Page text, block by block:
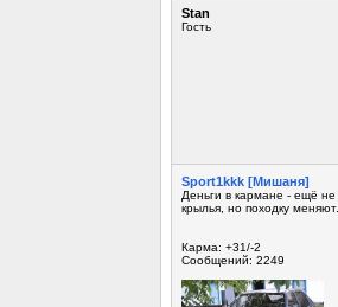
Stan
Гость
Sport1kkk [Мишаня]
Деньги в кармане - ещё не
крылья, но походку меняют.
Карма: +31/-2
Сообщений: 2249